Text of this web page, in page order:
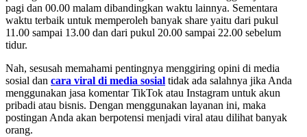
pagi dan 00.00 malam dibandingkan waktu lainnya. Sementara
waktu terbaik untuk memperoleh banyak share yaitu dari pukul
11.00 sampai 13.00 dan dari pukul 20.00 sampai 22.00 sebelum
tidur.
Nah, sesusah memahami pentingnya menggiring opini di media
sosial dan cara viral di media sosial tidak ada salahnya jika Anda
menggunakan jasa komentar TikTok atau Instagram untuk akun
pribadi atau bisnis. Dengan menggunakan layanan ini, maka
postingan Anda akan berpotensi menjadi viral atau dilihat banyak
orang.